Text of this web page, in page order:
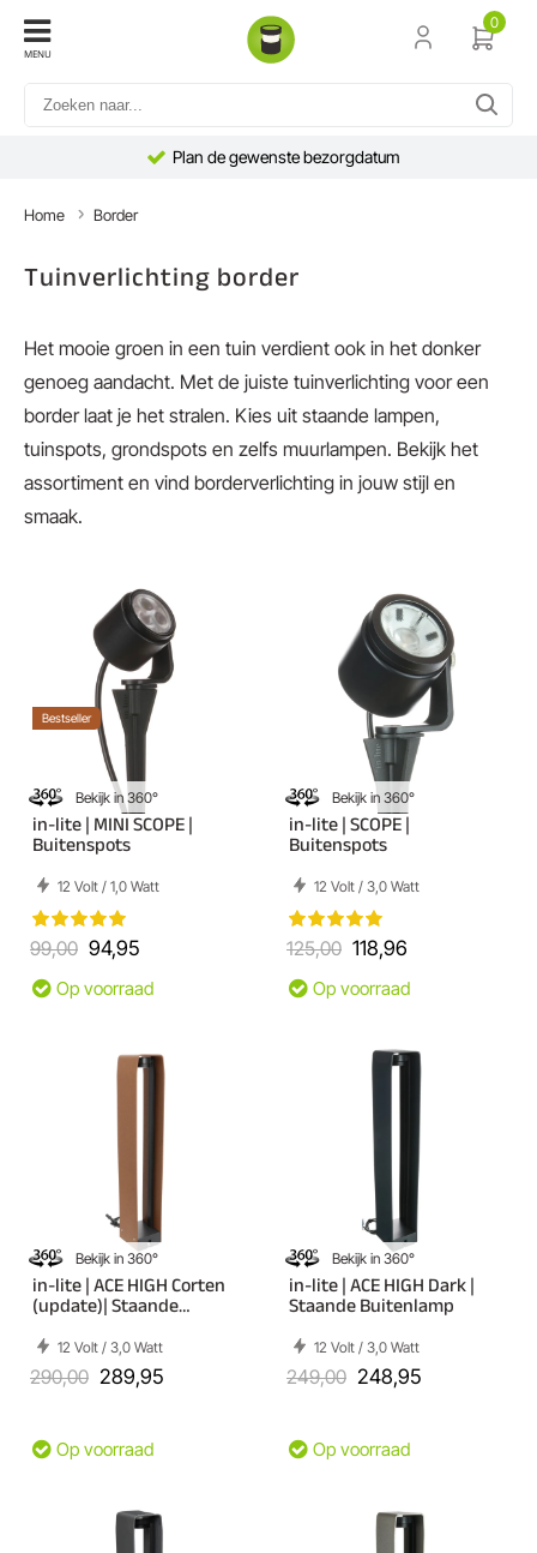
MENU
0
Plan de gewenste bezorgdatum
Home Border
Tuinverlichting border
Het mooie groen in een tuin verdient ook in het donker
genoeg aandacht. Met de juiste tuinverlichting voor een
border laat je het stralen. Kies uit staande lampen,
tuinspots, grondspots en zelfs muurlampen. Bekijk het
assortiment en vind borderverlichting in jouw stijl en
smaak.
Bekijk in 360°
Bestseller
in-lite | MINI SCOPE |
Buitenspots
12 Volt / 1,0 Watt
99,00 94,95
Op voorraad
Bekijk in 360°
in-lite | SCOPE |
Buitenspots
12 Volt / 3,0 Watt
125,00 118,96
Op voorraad
Bekijk in 360°
in-lite | ACE HIGH Corten
(update)| Staande
12 Volt / 3,0 Watt
290,00 289,95
Op voorraad
Bekijk in 360°
in-lite | ACE HIGH Dark |
Staande Buitenlamp
12 Volt / 3,0 Watt
249,00 248,95
Op voorraad